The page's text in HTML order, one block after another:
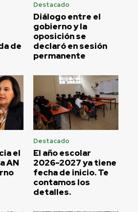
de
Destacado
Diálogo entre el
gobierno y la
oposición se
declaró en sesión
permanente
el
AN
Destacado
El año escolar
2026-2027 ya tiene
fecha de inicio. Te
contamos los
detalles.